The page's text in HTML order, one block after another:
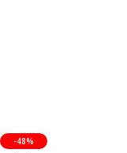
-48%